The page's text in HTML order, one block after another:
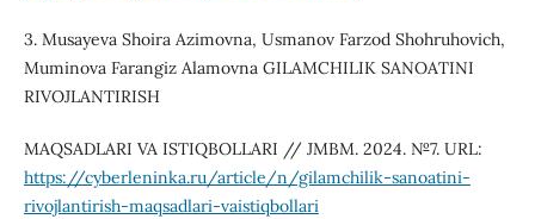
3. Musayeva Shoira Azimovna, Usmanov Farzod Shohruhovich,
Muminova Farangiz Alamovna GILAMCHILIK SANOATINI
RIVOJLANTIRISH
MAQSADLARI VA ISTIQBOLLARI // JMBM. 2024. №7. URL:
https://cyberleninka.ru/article/n/gilamchilik-sanoatini-
rivojlantirish-maqsadlari-vaistiqbollari